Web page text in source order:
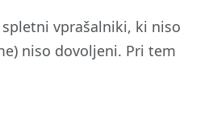
spletni vprašalniki, ki niso
niso dovoljeni. Pri tem